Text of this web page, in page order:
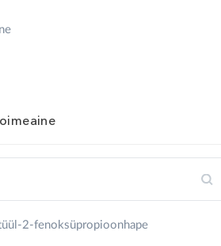
2-fenoksüpropioonhape